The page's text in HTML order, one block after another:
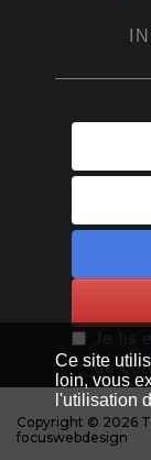
Je lis
de
Copyright © 2026
focuswebdesign
Ce site
loin, vous
l'utilisation